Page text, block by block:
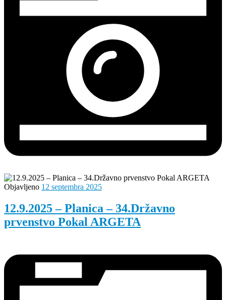
Objavljeno 12 septembra 2025
12.9.2025 – Planica – 34.Državno
prvenstvo Pokal ARGETA